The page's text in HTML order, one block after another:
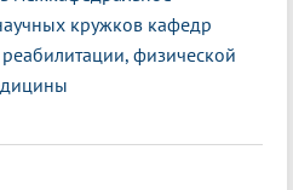
кружков кафедр
физической